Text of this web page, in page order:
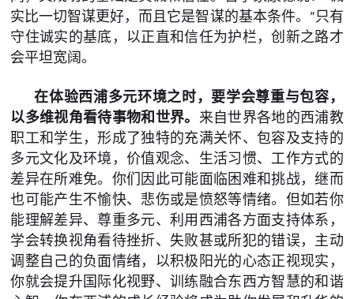
实比一切智谋更好，而且它是智谋的基本条件。”只有
守住诚实的基底，以正直和信任为护栏，创新之路才
会平坦宽阔。
在体验西浦多元环境之时，要学会尊重与包容，
以多维视角看待事物和世界。 来自世界各地的西浦教
职工和学生，形成了独特的充满关怀、包容及支持的
多元文化及环境，价值观念、生活习惯、工作方式的
差异在所难免。你们因此可能面临困难和挑战，继而
也可能产生不愉快、悲伤或是愤怒等情绪。但如若你
能理解差异、尊重多元、利用西浦各方面支持体系，
学会转换视角看待挫折、失败甚或所犯的错误，主动
调整自己的负面情绪，以积极阳光的心态正视现实，
你就会提升国际化视野、训练融合东西方智慧的和谐